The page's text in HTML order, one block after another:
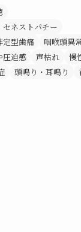
セネストパチー
定型歯痛
咽喉頭異
圧迫感
声枯れ
慢
頭鳴り・耳鳴り